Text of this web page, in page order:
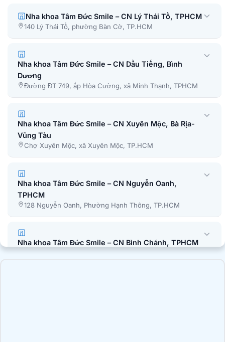
Nha khoa Tâm Đức Smile – CN Lý Thái Tổ, TPHCM
140 Lý Thái Tổ, phường Bàn Cờ, TP.HCM
Nha khoa Tâm Đức Smile – CN Dầu Tiếng, Bình
Dương
Đường ĐT 749, ấp Hòa Cường, xã Minh Thạnh, TPHCM
Nha khoa Tâm Đức Smile – CN Xuyên Mộc, Bà Rịa-
Vũng Tàu
Chợ Xuyên Mộc, xã Xuyên Mộc, TP.HCM
Nha khoa Tâm Đức Smile – CN Nguyễn Oanh,
TPHCM
128 Nguyễn Oanh, Phường Hạnh Thông, TP.HCM
Nha khoa Tâm Đức Smile – CN Bình Chánh, TPHCM